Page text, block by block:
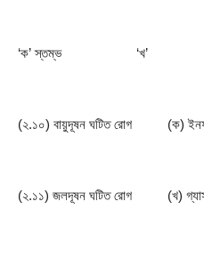
‘ক’ স্তম্ভ ‘খ’
(২.১০) বায়ুদূষন ঘটিত রোগ (ক)
(২.১১) জলদূষন ঘটিত রোগ (খ)